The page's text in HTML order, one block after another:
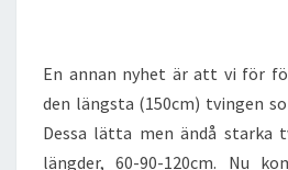
En annan nyhet är att vi för
den längsta (150cm) tvingen
Dessa lätta men ändå starka
längder, 60-90-120cm. Nu